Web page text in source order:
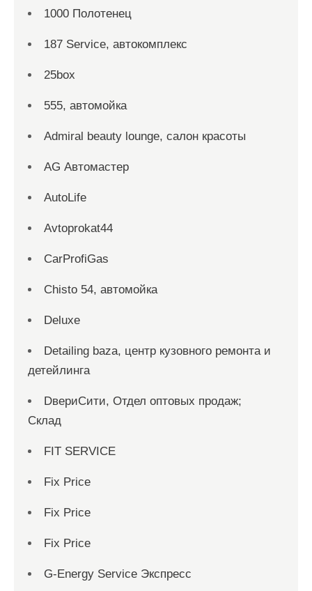
1000 Полотенец
187 Service, автокомплекс
25box
555, автомойка
Admiral beauty lounge, салон красоты
AG Автомастер
AutoLife
Avtoprokat44
CarProfiGas
Chisto 54, автомойка
Deluxe
Detailing baza, центр кузовного ремонта и
детейлинга
DвериСити, Отдел оптовых продаж;
Склад
FIT SERVICE
Fix Price
Fix Price
Fix Price
G-Energy Service Экспресс